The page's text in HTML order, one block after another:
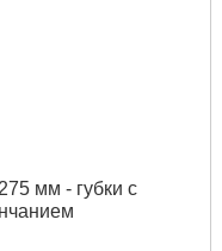
мм - губки с